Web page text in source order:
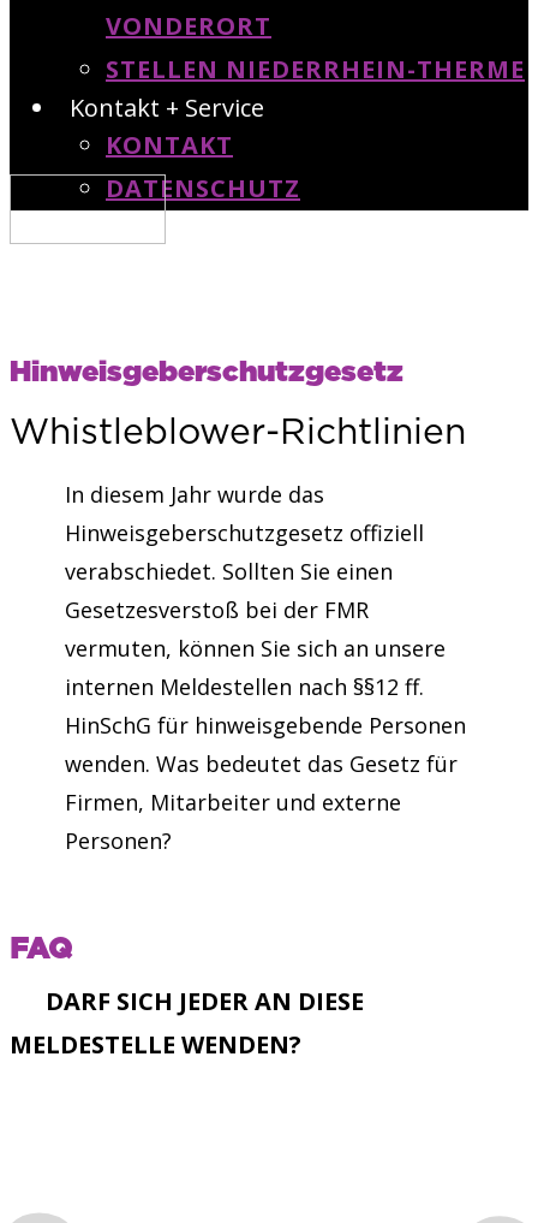
VONDERORT
STELLEN NIEDERRHEIN-THERME
Kontakt + Service
KONTAKT
DATENSCHUTZ
Hinweisgeberschutzgesetz
Whistleblower-Richtlinien
In diesem Jahr wurde das
Hinweisgeberschutzgesetz offiziell
verabschiedet. Sollten Sie einen
Gesetzesverstoß bei der FMR
vermuten, können Sie sich an unsere
internen Meldestellen nach §§12 ff.
HinSchG für hinweisgebende Personen
wenden. Was bedeutet das Gesetz für
Firmen, Mitarbeiter und externe
Personen?
FAQ
DARF SICH JEDER AN DIESE
MELDESTELLE WENDEN?